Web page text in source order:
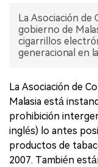
La Asociación de
gobierno de
cigarrillos
generacional en
La Asociación de
Malasia está
prohibición
inglés) lo antes
productos de
2007. También